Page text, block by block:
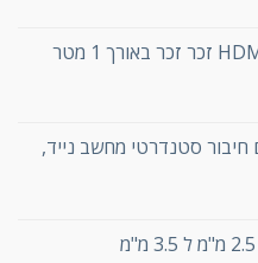
חיבור סטנדרטי מחשב נייד,